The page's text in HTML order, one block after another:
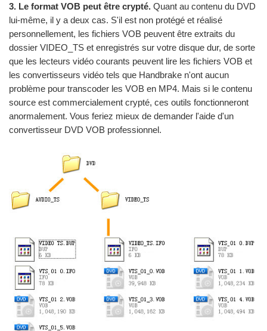
3. Le format VOB peut être crypté. Quant au contenu du DVD
lui-même, il y a deux cas. S'il est non protégé et réalisé
personnellement, les fichiers VOB peuvent être extraits du
dossier VIDEO_TS et enregistrés sur votre disque dur, de sorte
que les lecteurs vidéo courants peuvent lire les fichiers VOB et
les convertisseurs vidéo tels que Handbrake n'ont aucun
problème pour transcoder les VOB en MP4. Mais si le contenu
source est commercialement crypté, ces outils fonctionneront
anormalement. Vous feriez mieux de demander l'aide d'un
convertisseur DVD VOB professionnel.